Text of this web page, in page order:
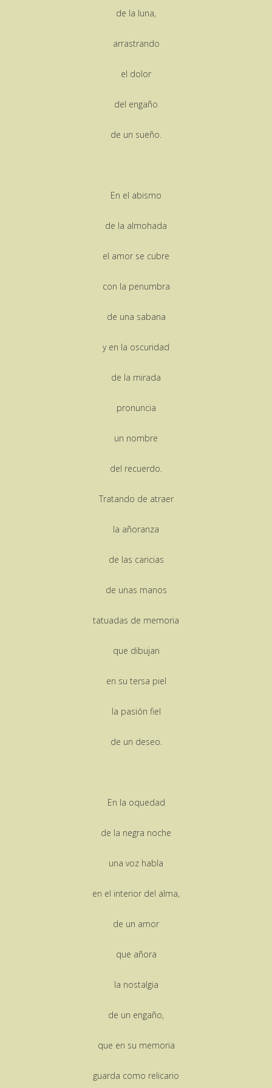
de la luna,
arrastrando
el dolor
del engaño
de un sueño.
En el abismo
de la almohada
el amor se cubre
con la penumbra
de una sabana
y en la oscuridad
de la mirada
pronuncia
un nombre
del recuerdo.
Tratando de atraer
la añoranza
de las caricias
de unas manos
tatuadas de memoria
que dibujan
en su tersa piel
la pasión fiel
de un deseo.
En la oquedad
de la negra noche
una voz habla
en el interior del alma,
de un amor
que añora
la nostalgia
de un engaño,
que en su memoria
guarda como relicario